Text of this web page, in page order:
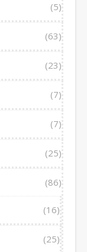
(5)
(63)
(23)
(7)
(7)
(25)
(86)
(16)
(25)